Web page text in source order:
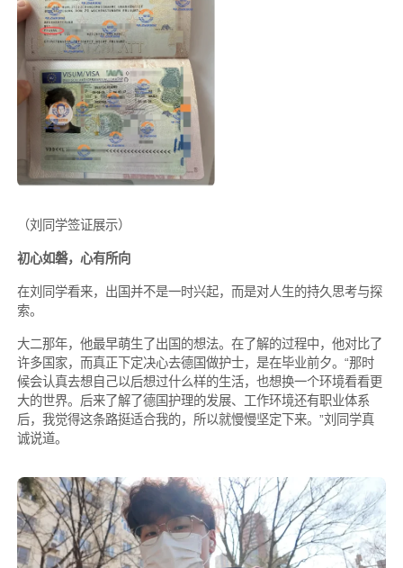
（刘同学签证展示）
初心如磐，心有所向
在刘同学看来，出国并不是一时兴起，而是对人生的持久思考与探
索。
大二那年，他最早萌生了出国的想法。在了解的过程中，他对比了
许多国家，而真正下定决心去德国做护士，是在毕业前夕。“那时
候会认真去想自己以后想过什么样的生活，也想换一个环境看看更
大的世界。后来了解了德国护理的发展、工作环境还有职业体系
后，我觉得这条路挺适合我的，所以就慢慢坚定下来。”刘同学真
诚说道。